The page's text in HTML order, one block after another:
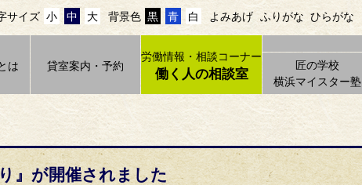
サイズ 小 中 大 背景色 黒 青 白 よみあげ ふりがな ひらがな
は 貸室案内・予約
労働情報・相談コーナー
働く人の相談室
匠の学校
横浜マイスター塾
』が開催されました